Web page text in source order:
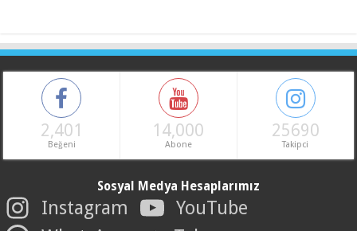
2,401
Beğeni
14,000
Abone
25690
Takipci
Sosyal Medya Hesaplarımız
Instagram
YouTube